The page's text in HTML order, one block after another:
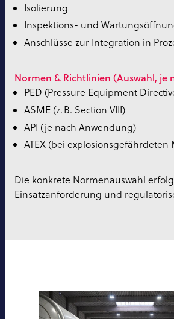
Isolierung
Inspektions- und
Anschlüsse zur Integration in
Normen & Richtlinien (Auswahl, je
PED (Pressure Equipment
ASME (z. B. Section VIII)
API (je nach Anwendung)
ATEX (bei explosionsgefährdeten
Die konkrete Normenauswahl
Einsatzanforderung und